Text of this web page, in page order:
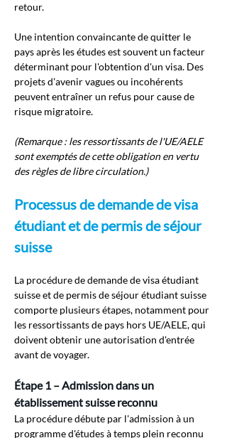
retour.
Une intention convaincante de quitter le
pays après les études est souvent un facteur
déterminant pour l'obtention d'un visa. Des
projets d'avenir vagues ou incohérents
peuvent entraîner un refus pour cause de
risque migratoire.
(Remarque : les ressortissants de l'UE/AELE
sont exemptés de cette obligation en vertu
des règles de libre circulation.)
Processus de demande de visa
étudiant et de permis de séjour
suisse
La procédure de demande de visa étudiant
suisse et de permis de séjour étudiant suisse
comporte plusieurs étapes, notamment pour
les ressortissants de pays hors UE/AELE, qui
doivent obtenir une autorisation d'entrée
avant de voyager.
Étape 1 – Admission dans un
établissement suisse reconnu
La procédure débute par l'admission à un
programme d'études à temps plein reconnu